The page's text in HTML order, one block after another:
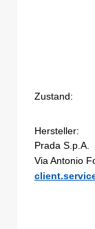
Zustand:
Hersteller:
Prada S.p.A.
Via Antonio